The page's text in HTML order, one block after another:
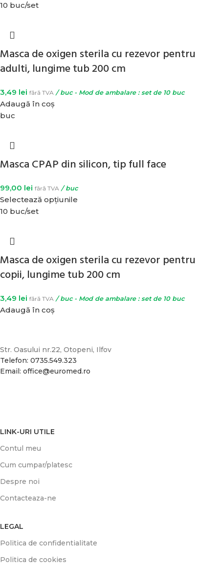
10 buc/set
Masca de oxigen sterila cu rezevor pentru
adulti, lungime tub 200 cm
3,49 lei fără TVA / buc - Mod de ambalare : set de 10 buc
Adaugă în coș
buc
Masca CPAP din silicon, tip full face
99,00 lei fără TVA / buc
Selectează opțiunile
10 buc/set
Masca de oxigen sterila cu rezevor pentru
copii, lungime tub 200 cm
3,49 lei fără TVA / buc - Mod de ambalare : set de 10 buc
Adaugă în coș
Str. Oasului nr.22, Otopeni, Ilfov
Telefon: 0735.549.323
Email: office@euromed.ro
LINK-URI UTILE
Contul meu
Cum cumpar/platesc
Despre noi
Contacteaza-ne
LEGAL
Politica de confidentialitate
Politica de cookies